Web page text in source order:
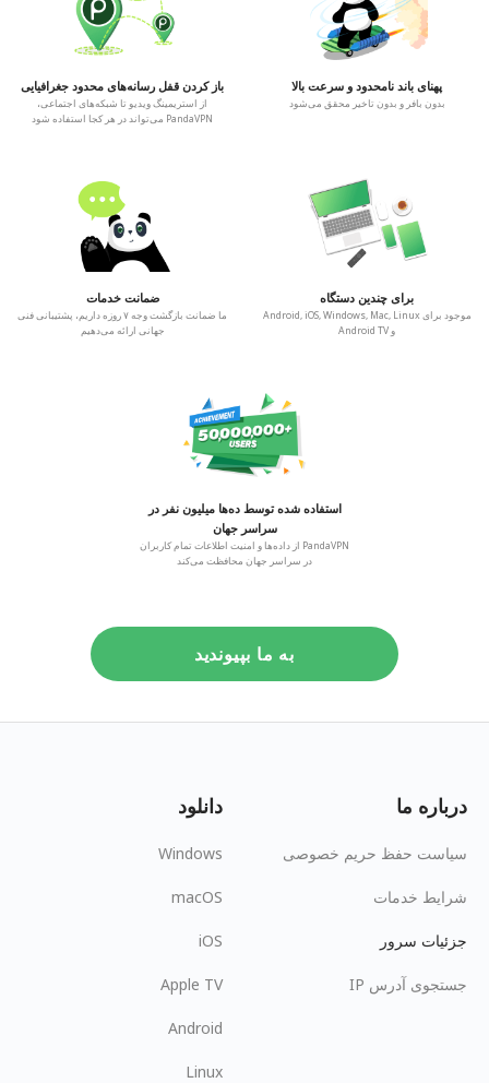
پهنای باند نامحدود و سرعت بالا
بدون بافر و بدون تاخیر محقق می‌شود
باز کردن قفل رسانه‌های محدود جغرافیایی
از استریمینگ ویدیو تا شبکه‌های اجتماعی،
PandaVPN می‌تواند در هر کجا استفاده شود
برای چندین دستگاه
موجود برای Android, iOS, Windows, Mac, Linux
و Android TV
ضمانت خدمات
ما ضمانت بازگشت وجه ۷ روزه داریم، پشتیبانی فنی
جهانی ارائه می‌دهیم
استفاده شده توسط ده‌ها میلیون نفر در
سراسر جهان
PandaVPN از داده‌ها و امنیت اطلاعات تمام کاربران
در سراسر جهان محافظت می‌کند
به ما بپیوندید
درباره ما
سیاست حفظ حریم خصوصی
شرایط خدمات
جزئیات سرور
جستجوی آدرس IP
دانلود
Windows
macOS
iOS
Apple TV
Android
Linux